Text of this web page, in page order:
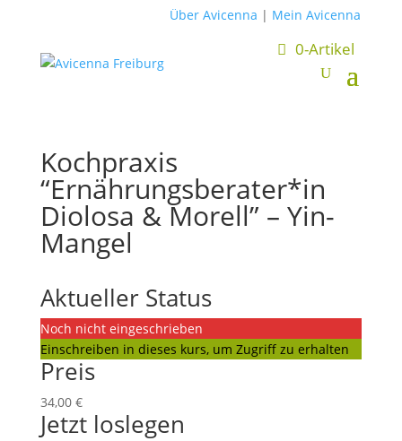
Über Avicenna | Mein Avicenna
0-Artikel
Kochpraxis
“Ernährungsberater*in
Diolosa & Morell” – Yin-
Mangel
Aktueller Status
Noch nicht eingeschrieben
Einschreiben in dieses kurs, um Zugriff zu erhalten
Preis
34,00 €
Jetzt loslegen